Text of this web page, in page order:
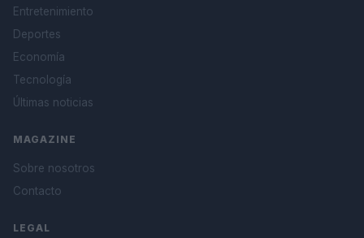
Entretenimiento
Deportes
Economía
Tecnología
Últimas noticias
MAGAZINE
Sobre nosotros
Contacto
LEGAL